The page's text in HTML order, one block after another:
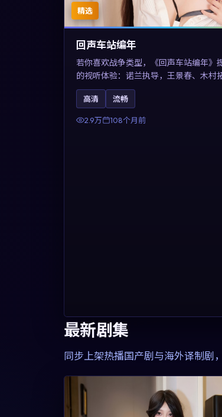
精选
回声车站编年
若你喜欢战争类型，《回声车站编年》
的视听体验：诺兰执导，王景春、木村
共同演绎。影片2017年于澳大利亚上映
剧外壳包裹对现实规则的温和反讽，关
清流畅、人物关系与情节反转，适合检
高清 流畅
2.9万 108个月前
最新剧集
同步上架热播国产剧与海外译制剧